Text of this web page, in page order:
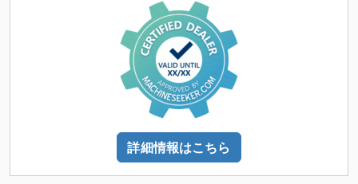
詳細情報はこちら